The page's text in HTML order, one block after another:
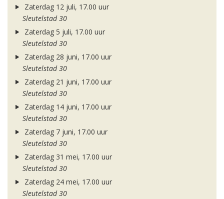
Zaterdag 12 juli, 17.00 uur
Sleutelstad 30
Zaterdag 5 juli, 17.00 uur
Sleutelstad 30
Zaterdag 28 juni, 17.00 uur
Sleutelstad 30
Zaterdag 21 juni, 17.00 uur
Sleutelstad 30
Zaterdag 14 juni, 17.00 uur
Sleutelstad 30
Zaterdag 7 juni, 17.00 uur
Sleutelstad 30
Zaterdag 31 mei, 17.00 uur
Sleutelstad 30
Zaterdag 24 mei, 17.00 uur
Sleutelstad 30